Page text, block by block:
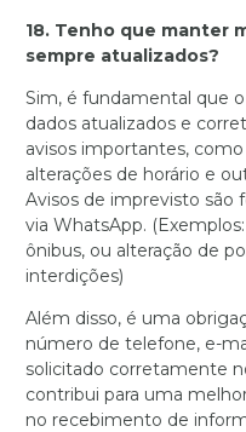
18. Tenho que manter
sempre atualizados?
Sim, é fundamental que
dados atualizados e
avisos importantes,
alterações de horário e
Avisos de imprevisto são
via WhatsApp.
ônibus, ou alteração de
interdições)
Além disso, é uma
número de telefone, e-
solicitado corretamente
contribui para uma
no recebimento de